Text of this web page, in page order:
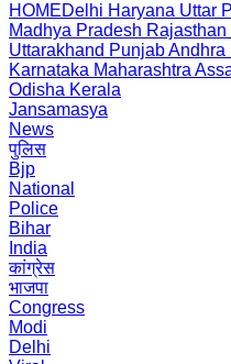
HOMEDelhi Haryana Uttar
Madhya Pradesh Rajasthan
Uttarakhand PunjabAndhra
Karnataka Maharashtra
Odisha Kerala
Jansamasya
News
पुलिस
Bjp
National
Police
Bihar
India
कांग्रेस
भाजपा
Congress
Modi
Delhi